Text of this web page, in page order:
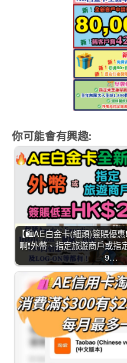
你可能會有興趣:
【🛍️AE白金卡(細頭)簽賬優惠
啊❗外幣、指定旅遊商戶或
9…